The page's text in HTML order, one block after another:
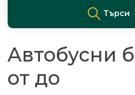
Търси
Автобусни
от до